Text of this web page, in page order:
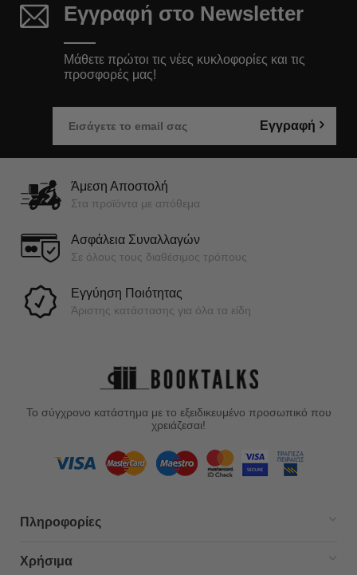
Εγγραφή στο Newsletter
Μάθετε πρώτοι τις νέες κυκλοφορίες και τις
προσφορές μας!
Εγγραφή
Άμεση Αποστολή
Στα προϊόντα με απόθεμα
Ασφάλεια Συναλλαγών
Σε όλους τους διαθέσιμος τρόπους
Εγγύηση Ποιότητας
Άριστης κατάστασης για όλα τα είδη
Το σύγχρονο κατάστημα με το εξειδικευμένο προσωπικό που
χρειάζεσαι!
Πληροφορίες
Χρήσιμα